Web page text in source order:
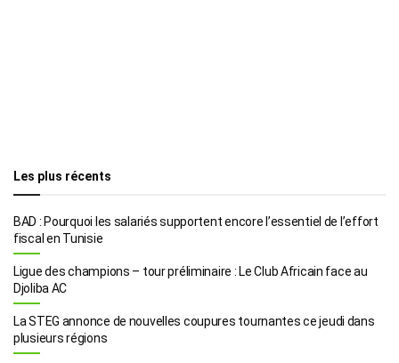
Les plus récents
BAD : Pourquoi les salariés supportent encore l’essentiel de l’effort
fiscal en Tunisie
Ligue des champions – tour préliminaire : Le Club Africain face au
Djoliba AC
La STEG annonce de nouvelles coupures tournantes ce jeudi dans
plusieurs régions